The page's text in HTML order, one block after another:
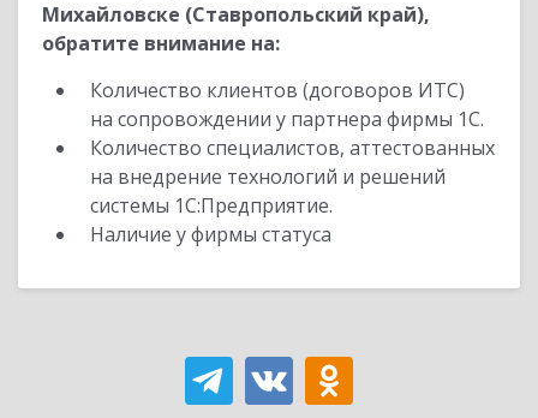
Михайловске (Ставропольский край),
обратите внимание на:
Количество клиентов (договоров ИТС)
на сопровождении у партнера фирмы 1С.
Количество специалистов, аттестованных
на внедрение технологий и решений
системы 1С:Предприятие.
Наличие у фирмы статуса